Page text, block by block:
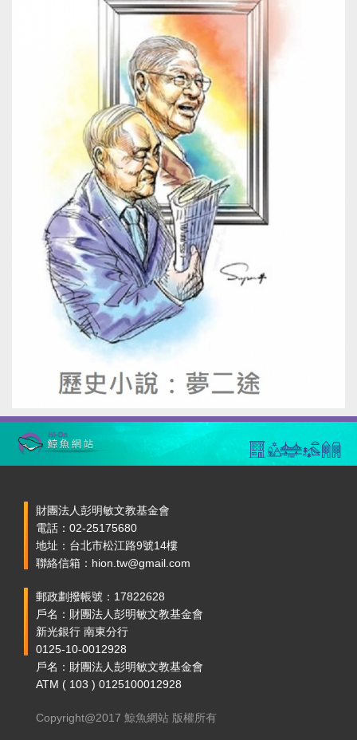
財團法人彭明敏文教基金會
電話：02-25175680
地址：台北市松江路9號14樓
聯絡信箱：hion.tw@gmail.com
郵政劃撥帳號：17822628
戶名：財團法人彭明敏文教基金會
新光銀行 南東分行
0125-10-0012928
戶名：財團法人彭明敏文教基金會
ATM ( 103 ) 0125100012928
Copyright@2017 鯨魚網站 版權所有